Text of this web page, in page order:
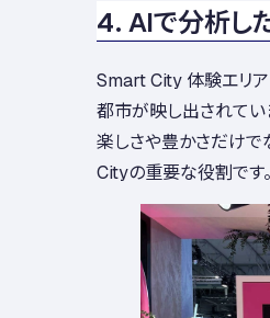
4. AIで分析し
Smart City 体験エリ
都市が映し出されてい
楽しさや豊かさだけで
Cityの重要な役割です。